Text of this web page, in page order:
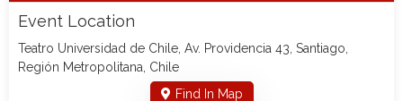
Event Location
Teatro Universidad de Chile, Av. Providencia 43, Santiago,
Región Metropolitana, Chile
Find In Map